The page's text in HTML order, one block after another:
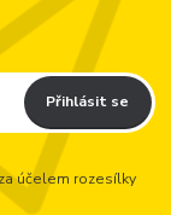
Přihlásit se
za účelem rozesílky